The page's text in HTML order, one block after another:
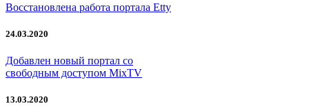
Восстановлена работа портала Etty
24.03.2020
Добавлен новый портал со
свободным доступом MixTV
13.03.2020